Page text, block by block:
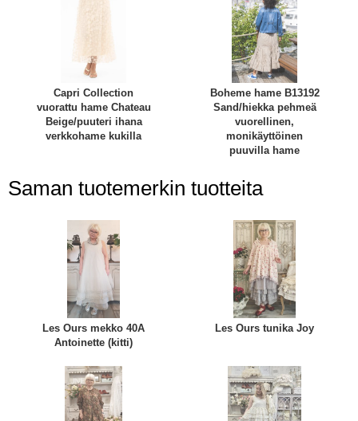
Capri Collection
vuorattu hame Chateau
Beige/puuteri ihana
verkkohame kukilla
Boheme hame B13192
Sand/hiekka pehmeä
vuorellinen,
monikäyttöinen
puuvilla hame
Saman tuotemerkin tuotteita
Les Ours mekko 40A
Antoinette (kitti)
Les Ours tunika Joy